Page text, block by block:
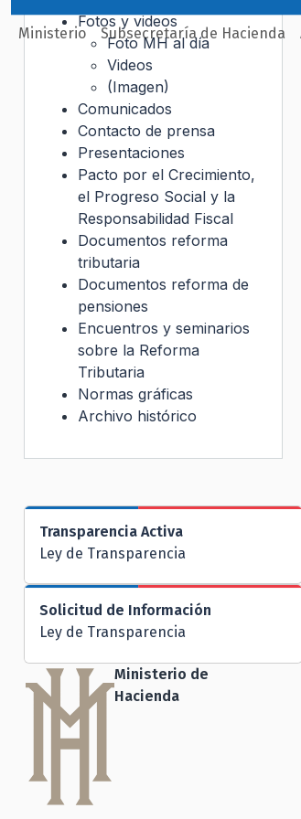
Ministerio Subsecretaría de Hacienda
Fotos y videos
Foto MH al día
Videos
(Imagen)
Comunicados
Contacto de prensa
Presentaciones
Pacto por el Crecimiento,
el Progreso Social y la
Responsabilidad Fiscal
Documentos reforma
tributaria
Documentos reforma de
pensiones
Encuentros y seminarios
sobre la Reforma
Tributaria
Normas gráficas
Archivo histórico
Transparencia Activa
Ley de Transparencia
Solicitud de Información
Ley de Transparencia
Ministerio de
Hacienda